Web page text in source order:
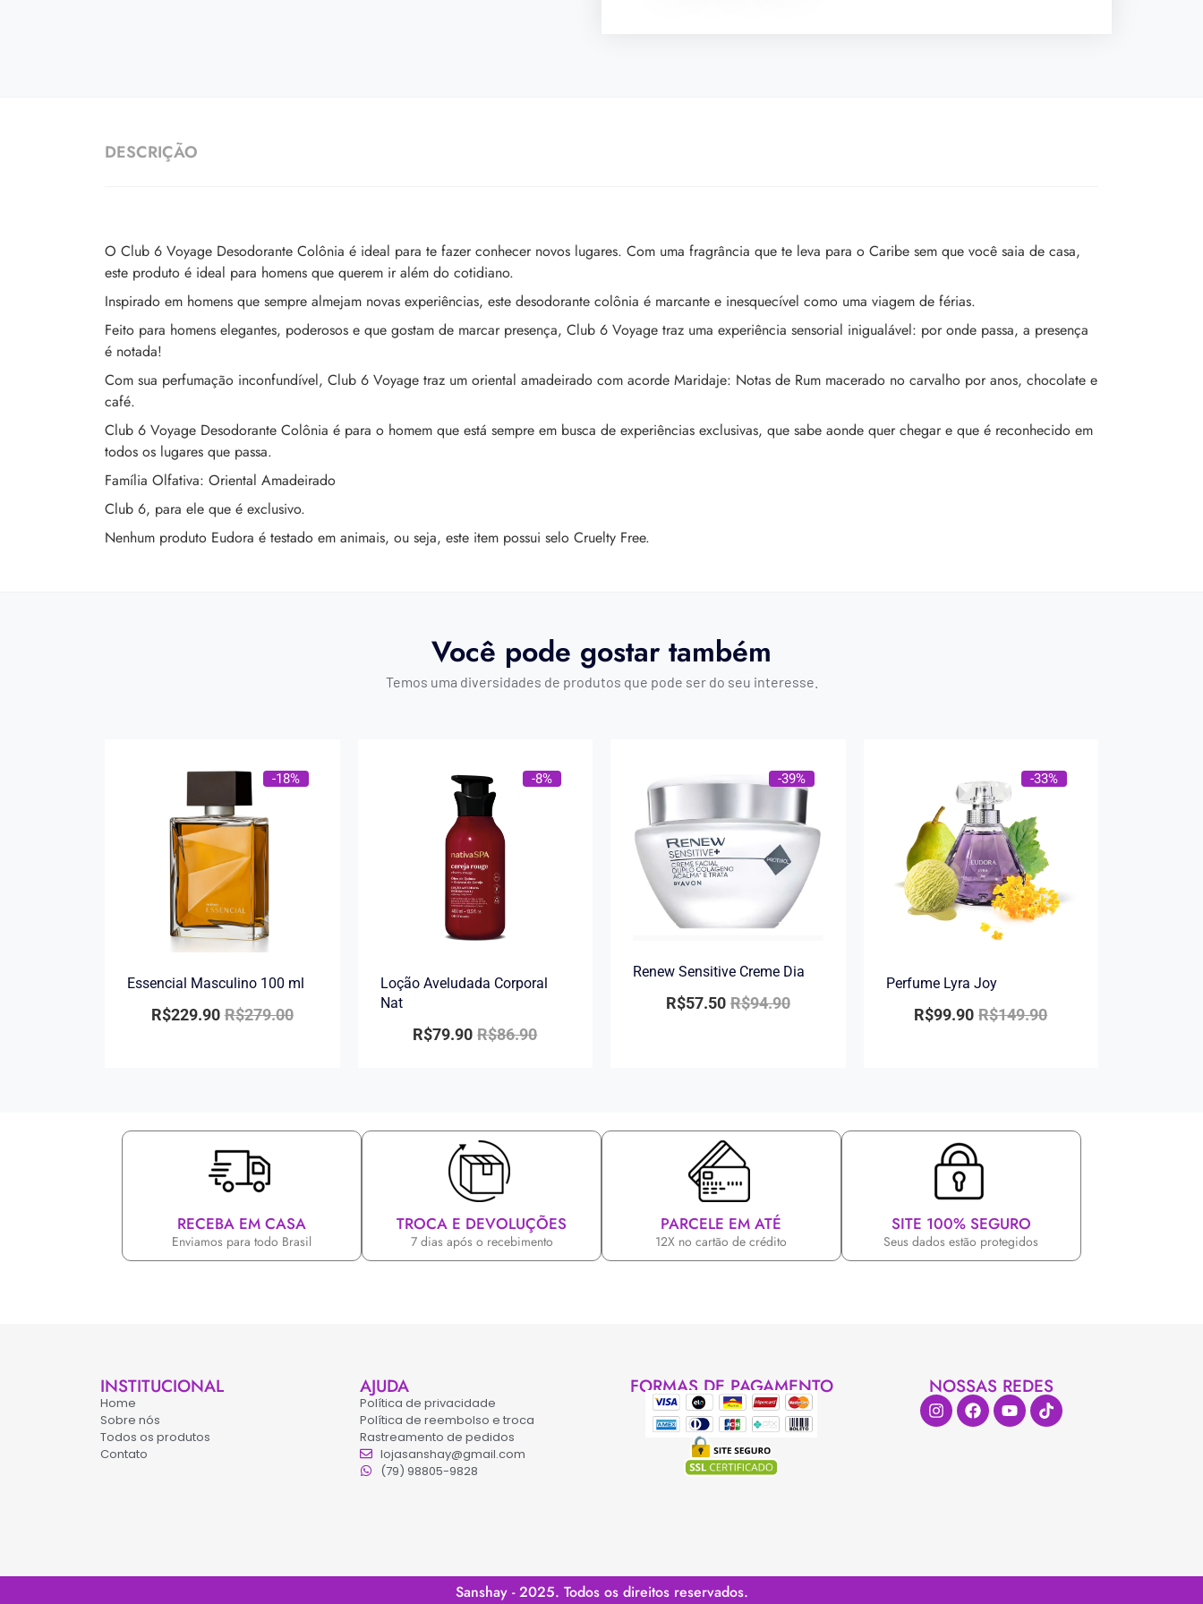
DESCRIÇÃO
O Club 6 Voyage Desodorante Colônia é ideal para te fazer conhecer novos lugares. Com uma fragrância que te leva para o Caribe sem que você saia de casa,
este produto é ideal para homens que querem ir além do cotidiano.
Inspirado em homens que sempre almejam novas experiências, este desodorante colônia é marcante e inesquecível como uma viagem de férias.
Feito para homens elegantes, poderosos e que gostam de marcar presença, Club 6 Voyage traz uma experiência sensorial inigualável: por onde passa, a presença
é notada!
Com sua perfumação inconfundível, Club 6 Voyage traz um oriental amadeirado com acorde Maridaje: Notas de Rum macerado no carvalho por anos, chocolate e
café.
Club 6 Voyage Desodorante Colônia é para o homem que está sempre em busca de experiências exclusivas, que sabe aonde quer chegar e que é reconhecido em
todos os lugares que passa.
Família Olfativa: Oriental Amadeirado
Club 6, para ele que é exclusivo.
Nenhum produto Eudora é testado em animais, ou seja, este item possui selo Cruelty Free.
Você pode gostar também
Temos uma diversidades de produtos que pode ser do seu interesse.
-18%
Essencial Masculino 100 ml
R$279.00
R$229.90
-8%
Loção Aveludada Corporal
Nat
R$86.90
R$79.90
-39%
Renew Sensitive Creme Dia
R$94.90
R$57.50
-33%
Perfume Lyra Joy
R$149.90
R$99.90
RECEBA EM CASA
Enviamos para todo Brasil
TROCA E DEVOLUÇÕES
7 dias após o recebimento
PARCELE EM ATÉ
12X no cartão de crédito
SITE 100% SEGURO
Seus dados estão protegidos
INSTITUCIONAL
Home
Sobre nós
Todos os produtos
Contato
AJUDA
Política de privacidade
Política de reembolso e troca
Rastreamento de pedidos
lojasanshay@gmail.com
(79) 98805-9828
FORMAS DE PAGAMENTO NOSSAS REDES
Sanshay - 2025. Todos os direitos reservados.